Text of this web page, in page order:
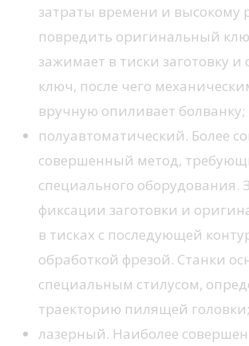
затраты времени и высокому
повредить оригинальный
зажимает в тиски заготовку
ключ, после чего
вручную опиливает болванку;
полуавтоматический. Более
совершенный метод,
специального оборудования.
фиксации заготовки и
в тисках с последующей
обработкой фрезой. Станки
специальным стилусом,
траекторию пилящей головки;
лазерный. Наиболее